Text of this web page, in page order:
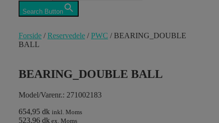
Search Button
Forside /Reservedele /PWC / BEARING_DOUBLE
BALL
BEARING_DOUBLE BALL
Model/Varenr.: 271002183
654,95 dk inkl. Moms
523,96 dk ex. Moms